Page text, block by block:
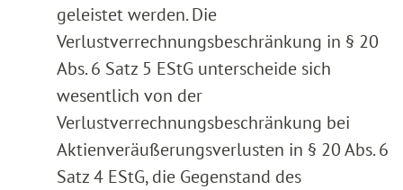
geleistet werden. Die
Verlustverrechnungsbeschränkung in § 20
Abs. 6 Satz 5 EStG unterscheide sich
wesentlich von der
Verlustverrechnungsbeschränkung bei
Aktienveräußerungsverlusten in § 20 Abs. 6
Satz 4 EStG, die Gegenstand des